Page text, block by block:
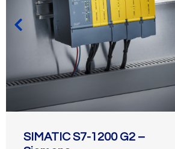
SIMATIC S7-1200 G2 –